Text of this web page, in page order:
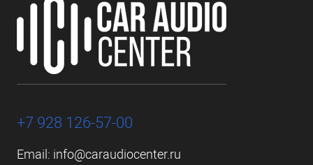
+7 928 126-57-00
Email: info@caraudiocenter.ru